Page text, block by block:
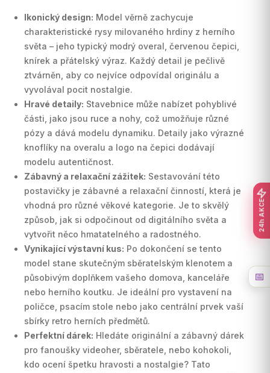
Ikonický design: Model věrně zachycuje
charakteristické rysy milovaného hrdiny z herního
světa – jeho typický modrý overal, červenou čepici,
knírek a přátelský výraz. Každý detail je pečlivě
ztvárněn, aby co nejvíce odpovídal originálu a
vyvolával pocit nostalgie.
Hravé detaily: Stavebnice může nabízet pohyblivé
části, jako jsou ruce a nohy, což umožňuje různé
pózy a dává modelu dynamiku. Detaily jako výrazné
knoflíky na overalu a logo na čepici dodávají
modelu autentičnost.
Zábavný a relaxační zážitek: Sestavování této
postavičky je zábavné a relaxační činností, která je
vhodná pro různé věkové kategorie. Je to skvělý
způsob, jak si odpočinout od digitálního světa a
vytvořit něco hmatatelného a radostného.
Vynikající výstavní kus: Po dokončení se tento
model stane skutečným sběratelským klenotem a
působivým doplňkem vašeho domova, kanceláře
nebo herního koutku. Je ideální pro vystavení na
poličce, psacím stole nebo jako centrální prvek vaší
sbírky retro herních předmětů.
Perfektní dárek: Hledáte originální a zábavný dárek
pro fanoušky videoher, sběratele, nebo kohokoli,
kdo ocení špetku hravosti a nostalgie? Tato
24h AKCE
📅